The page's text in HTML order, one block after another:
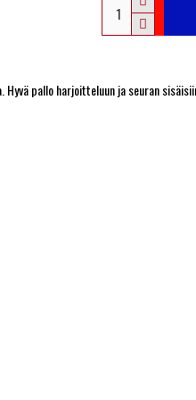
pallo harjoitteluun ja seuran